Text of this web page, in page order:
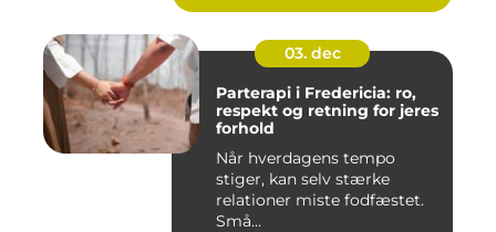
03. dec
Parterapi i Fredericia: ro,
respekt og retning for jeres
forhold
Når hverdagens tempo
stiger, kan selv stærke
relationer miste fodfæstet.
Små...